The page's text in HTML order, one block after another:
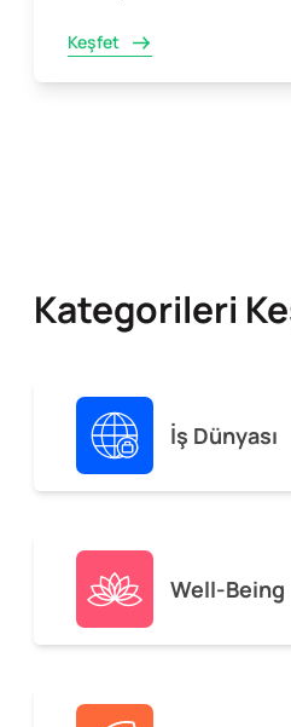
Keşfet
Kategorileri
İş Dünyası
Well-Being